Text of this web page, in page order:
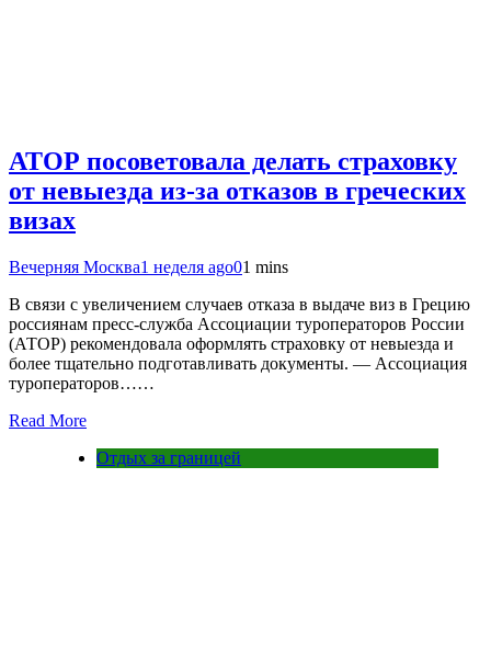
АТОР посоветовала делать страховку
от невыезда из-за отказов в греческих
визах
Вечерняя Москва1 неделя ago01 mins
В связи с увеличением случаев отказа в выдаче виз в Грецию
россиянам пресс-служба Ассоциации туроператоров России
(АТОР) рекомендовала оформлять страховку от невыезда и
более тщательно подготавливать документы. — Ассоциация
туроператоров……
Read More
Отдых за границей